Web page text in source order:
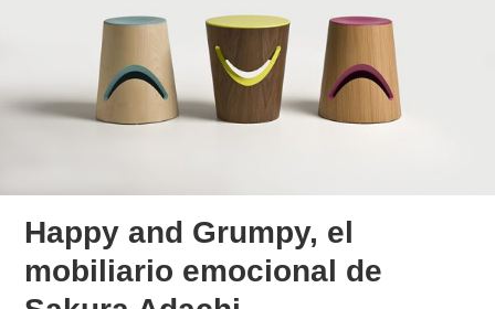
Happy and Grumpy, el
mobiliario emocional de